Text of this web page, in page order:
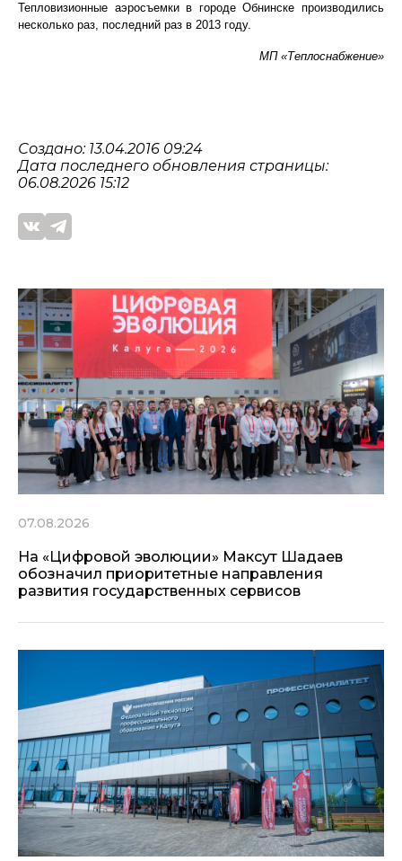
Тепловизионные аэросъемки в городе Обнинске производились
несколько раз, последний раз в 2013 году.
МП «Теплоснабжение»
Создано: 13.04.2016 09:24
Дата последнего обновления страницы:
06.08.2026 15:12
07.08.2026
На «Цифровой эволюции» Максут Шадаев
обозначил приоритетные направления
развития государственных сервисов